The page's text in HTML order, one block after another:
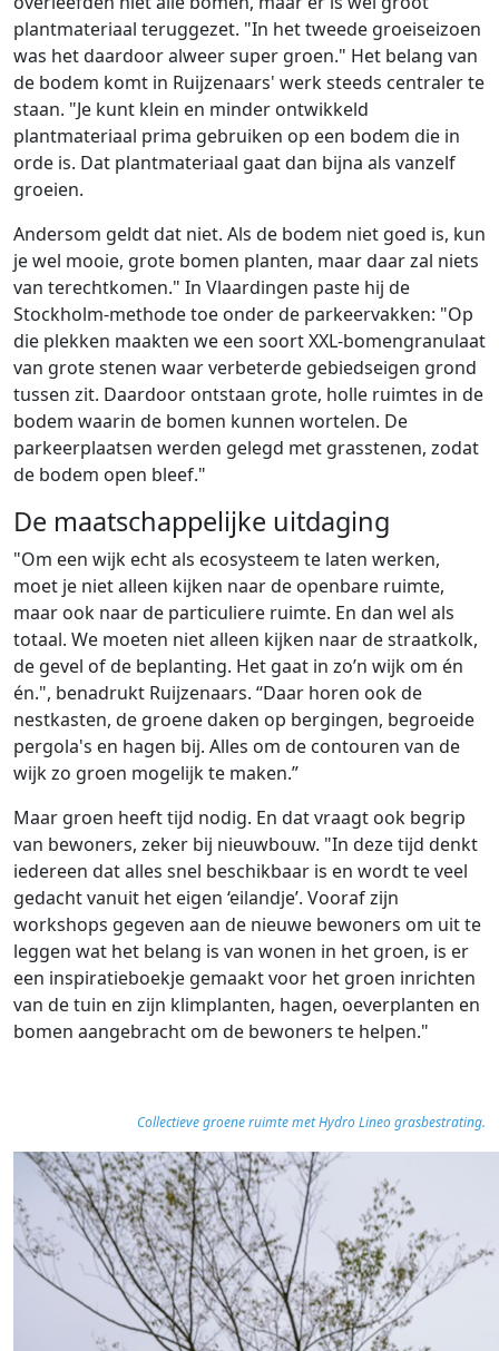
plantmateriaal teruggezet. "In het tweede groeiseizoen
was het daardoor alweer super groen." Het belang van
de bodem komt in Ruijzenaars' werk steeds centraler te
staan. "Je kunt klein en minder ontwikkeld
plantmateriaal prima gebruiken op een bodem die in
orde is. Dat plantmateriaal gaat dan bijna als vanzelf
groeien.
Andersom geldt dat niet. Als de bodem niet goed is, kun
je wel mooie, grote bomen planten, maar daar zal niets
van terechtkomen." In Vlaardingen paste hij de
Stockholm-methode toe onder de parkeervakken: "Op
die plekken maakten we een soort XXL-bomengranulaat
van grote stenen waar verbeterde gebiedseigen grond
tussen zit. Daardoor ontstaan grote, holle ruimtes in de
bodem waarin de bomen kunnen wortelen. De
parkeerplaatsen werden gelegd met grasstenen, zodat
de bodem open bleef."
De maatschappelijke uitdaging
"Om een wijk echt als ecosysteem te laten werken,
moet je niet alleen kijken naar de openbare ruimte,
maar ook naar de particuliere ruimte. En dan wel als
totaal. We moeten niet alleen kijken naar de straatkolk,
de gevel of de beplanting. Het gaat in zo’n wijk om én
én.", benadrukt Ruijzenaars. “Daar horen ook de
nestkasten, de groene daken op bergingen, begroeide
pergola's en hagen bij. Alles om de contouren van de
wijk zo groen mogelijk te maken.”
Maar groen heeft tijd nodig. En dat vraagt ook begrip
van bewoners, zeker bij nieuwbouw. "In deze tijd denkt
iedereen dat alles snel beschikbaar is en wordt te veel
gedacht vanuit het eigen ‘eilandje’. Vooraf zijn
workshops gegeven aan de nieuwe bewoners om uit te
leggen wat het belang is van wonen in het groen, is er
een inspiratieboekje gemaakt voor het groen inrichten
van de tuin en zijn klimplanten, hagen, oeverplanten en
bomen aangebracht om de bewoners te helpen."
Collectieve groene ruimte met Hydro Lineo grasbestrating.